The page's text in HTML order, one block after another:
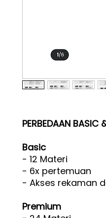
PERBEDAAN BASIC
Basic
- 12 Materi
- 6x pertemuan
- Akses rekaman
Premium